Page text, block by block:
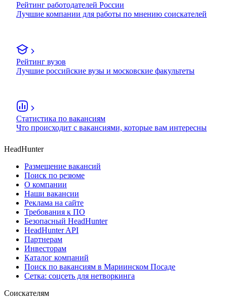
Рейтинг работодателей России
Лучшие компании для работы по мнению соискателей
Рейтинг вузов
Лучшие российские вузы и московские факультеты
Статистика по вакансиям
Что происходит с вакансиями, которые вам интересны
HeadHunter
Размещение вакансий
Поиск по резюме
О компании
Наши вакансии
Реклама на сайте
Требования к ПО
Безопасный HeadHunter
HeadHunter API
Партнерам
Инвесторам
Каталог компаний
Поиск по вакансиям в Мариинском Посаде
Сетка: соцсеть для нетворкинга
Соискателям